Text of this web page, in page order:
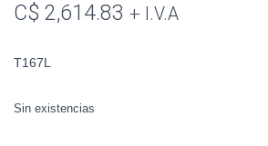
C$ 2,614.83 + I.V.A
T167L
Sin existencias